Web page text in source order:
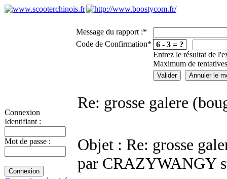
Connexion
Identifiant :
Mot de passe :
Message du rapport :*
Code de Confirmation* 6 - 3 = ?
Entrez le résultat de
Maximum de
Re: grosse galere
Objet : Re: grosse
par CRAZYWANGY